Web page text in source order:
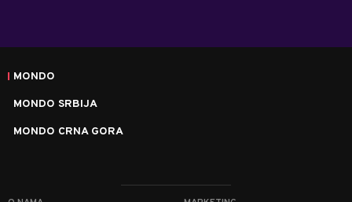
MONDO
MONDO SRBIJA
MONDO CRNA GORA